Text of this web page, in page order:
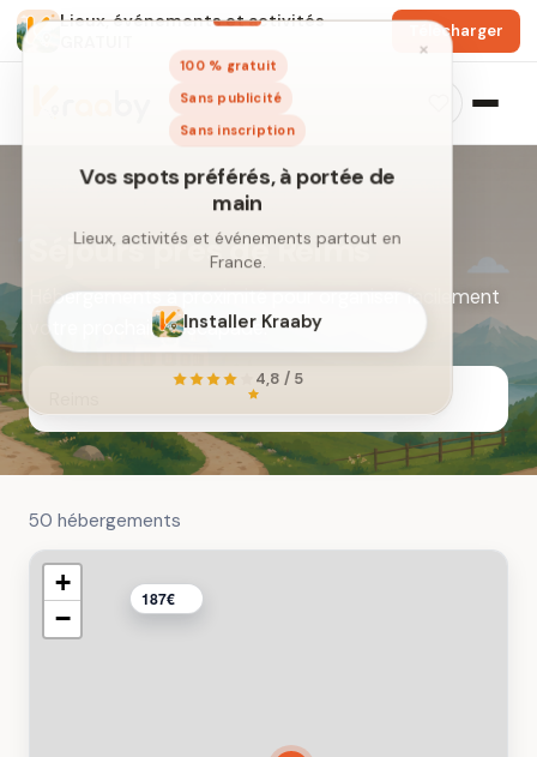
Lieux, événements et activités
Télécharger
×
100 % gratuit
Sans publicité
Sans inscription
Vos spots préférés, à portée de
main
Lieux, activités et événements partout en
Installer Kraaby
Séjours près de Reims
Hébergements à proximité pour organiser facilement
votre prochaine escapade.
50 hébergements
187€
+
−